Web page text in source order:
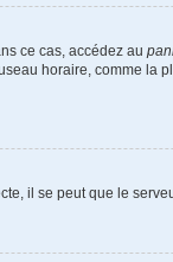
ce cas, accédez au
horaire, comme la
il se peut que le